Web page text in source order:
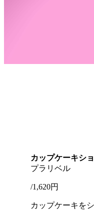
カップケーキシ
プラリベル
/1,620円
カップケーキを